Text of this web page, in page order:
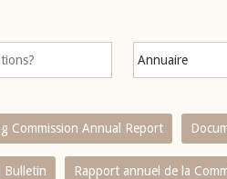
Commission Annual Report
Bulletin Rapport annuel de la